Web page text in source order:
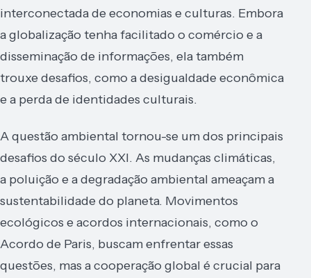
interconectada de economias e culturas. Embora
a globalização tenha facilitado o comércio e a
disseminação de informações, ela também
trouxe desafios, como a desigualdade econômica
e a perda de identidades culturais.
A questão ambiental tornou-se um dos principais
desafios do século XXI. As mudanças climáticas,
a poluição e a degradação ambiental ameaçam a
sustentabilidade do planeta. Movimentos
ecológicos e acordos internacionais, como o
Acordo de Paris, buscam enfrentar essas
questões, mas a cooperação global é crucial para